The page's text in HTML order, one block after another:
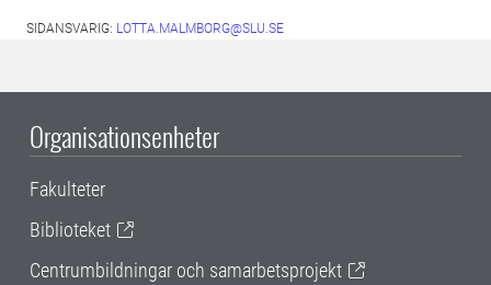
SIDANSVARIG: LOTTA.MALMBORG@SLU.SE
Organisationsenheter
Fakulteter
Biblioteket
Centrumbildningar och samarbetsprojekt